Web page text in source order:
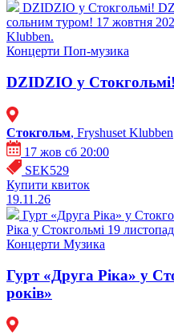
DZIDZIO у Стокгольмі!
сольним туром! 17 жовтня
Klubben.
Концерти Поп-музика
DZIDZIO у Стокгольмі!
Стокгольм, Fryshuset Klubben
17 жов сб 20:00
SEK529
Купити квиток
19.11.26
Гурт «Друга Ріка» у
Ріка у Стокгольмі 19
Концерти Музика
Гурт «Друга Ріка» у
років»